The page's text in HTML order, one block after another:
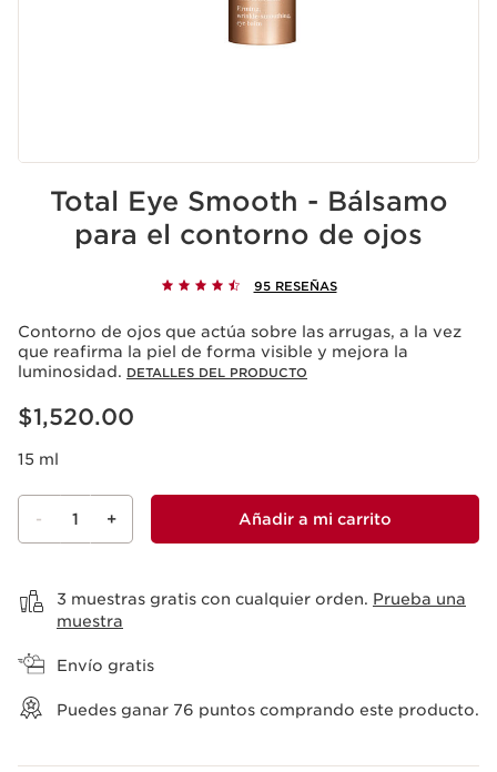
Total Eye Smooth - Bálsamo
para el contorno de ojos
95 RESEÑAS
Contorno de ojos que actúa sobre las arrugas, a la vez
que reafirma la piel de forma visible y mejora la
luminosidad. DETALLES DEL PRODUCTO
Precio actual $1,520.00
$1,520.00
15 ml
- 1 + Añadir a mi carrito
3 muestras gratis con cualquier orden. Prueba una
muestra
Envío gratis
Puedes ganar 76 puntos comprando este producto.